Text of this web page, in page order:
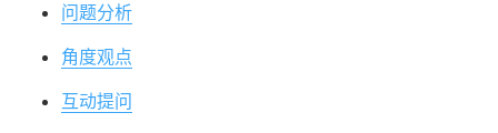
问题分析
角度观点
互动提问